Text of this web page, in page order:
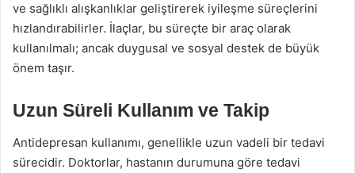
ve sağlıklı alışkanlıklar geliştirerek iyileşme süreçlerini
hızlandırabilirler. İlaçlar, bu süreçte bir araç olarak
kullanılmalı; ancak duygusal ve sosyal destek de büyük
önem taşır.
Uzun Süreli Kullanım ve Takip
Antidepresan kullanımı, genellikle uzun vadeli bir tedavi
sürecidir. Doktorlar, hastanın durumuna göre tedavi